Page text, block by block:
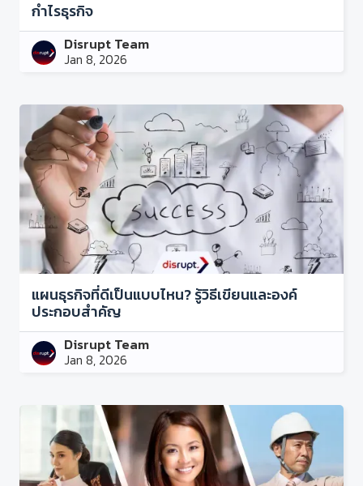
กำไรธุรกิจ
Disrupt Team
Jan 8, 2026
แผนธุรกิจที่ดีเป็นแบบไหน? รู้วิธีเขียนและองค์
ประกอบสำคัญ
Disrupt Team
Jan 8, 2026